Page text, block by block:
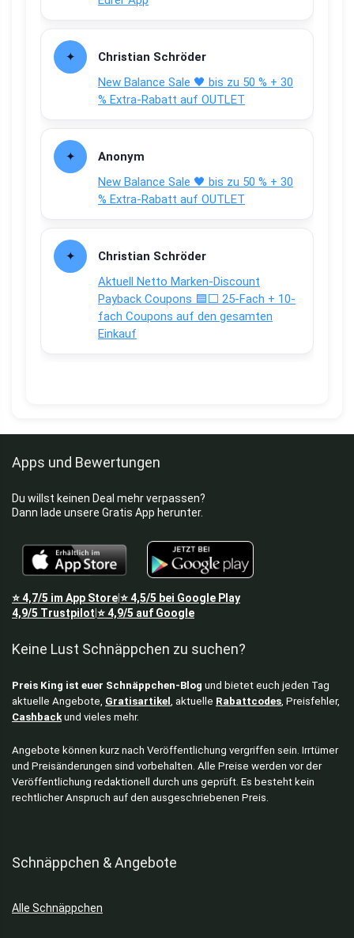
Christian Schröder
New Balance Sale 🖤 bis zu 50 % + 30
% Extra-Rabatt auf OUTLET
Anonym
New Balance Sale 🖤 bis zu 50 % + 30
% Extra-Rabatt auf OUTLET
Christian Schröder
Aktuell Netto Marken-Discount
Payback Coupons 🟦⬜ 25-Fach + 10-
fach Coupons auf den gesamten
Einkauf
Apps und Bewertungen
Du willst keinen Deal mehr verpassen?
Dann lade unsere Gratis App herunter.
⭐4,7/5 im App Store⭐4,5/5 bei Google Play
4,9/5 Trustpilot ⭐4,9/5 auf Google
Keine Lust Schnäppchen zu suchen?
Preis King ist euer Schnäppchen-Blog und bietet euch jeden Tag
aktuelle Angebote, Gratisartikel , aktuelle Rabattcodes , Preisfehler,
Cashback und vieles mehr.
Angebote können kurz nach Veröffentlichung vergriffen sein. Irrtümer
und Preisänderungen sind vorbehalten. Alle Preise werden vor der
Veröffentlichung redaktionell durch uns geprüft. Es besteht kein
rechtlicher Anspruch auf den ausgeschriebenen Preis.
Schnäppchen & Angebote
Alle Schnäppchen